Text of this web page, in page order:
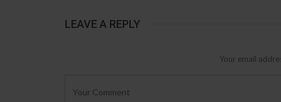
LEAVE A REPLY
Your email